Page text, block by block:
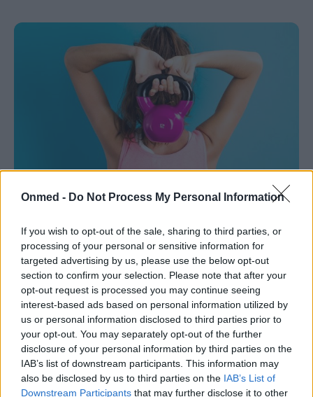
Onmed - Do Not Process My Personal Information
If you wish to opt-out of the sale, sharing to third parties, or
processing of your personal or sensitive information for
targeted advertising by us, please use the below opt-out
section to confirm your selection. Please note that after your
opt-out request is processed you may continue seeing
interest-based ads based on personal information utilized by
us or personal information disclosed to third parties prior to
your opt-out. You may separately opt-out of the further
disclosure of your personal information by third parties on the
IAB’s list of downstream participants. This information may
also be disclosed by us to third parties on the IAB’s List of
Downstream Participants that may further disclose it to other
με 1 βαράκι μέσα σε 10 λεπτά!
Δεν έχεις χρόνο; Σου έχουμε τη λύση!